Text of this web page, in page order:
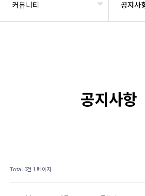
커뮤니티 공지사
공지사항
Total 0건 1 페이지